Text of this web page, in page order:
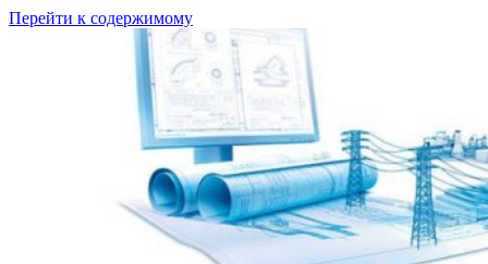
Перейти к содержимому